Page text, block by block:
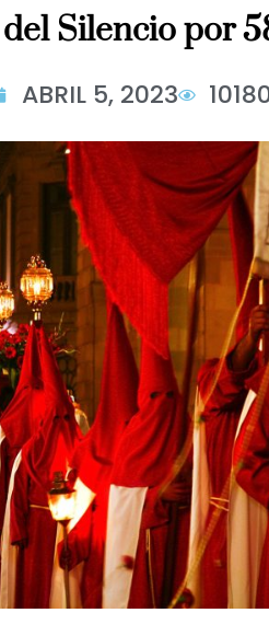
Silencio por
ABRIL 5, 2023